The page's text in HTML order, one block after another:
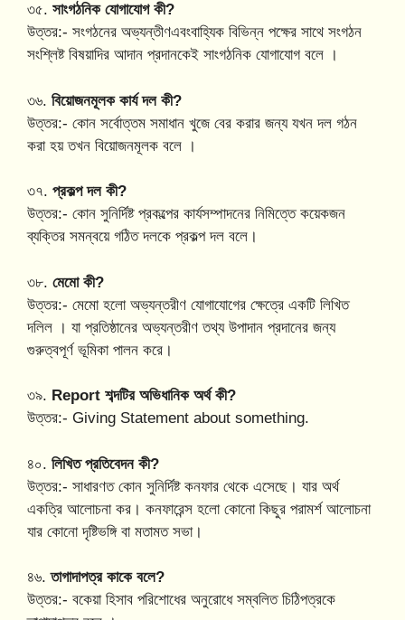
৩৫. সাংগঠনিক যোগাযোগ কী?
উত্তর:- সংগঠনের অভ্যন্তীণএবংবাহ্যিক বিভিন্ন পক্ষের সাথে সংগঠন
সংশ্লিষ্ট বিষয়াদির আদান প্রদানকেই সাংগঠনিক যোগাযোগ বলে ।
৩৬. বিয়োজনমূলক কার্য দল কী?
উত্তর:- কোন সর্বোত্তম সমাধান খুজে বের করার জন্য যখন দল গঠন
করা হয় তখন বিয়োজনমূলক বলে ।
৩৭. প্রকল্প দল কী?
উত্তর:- কোন সুনির্দিষ্ট প্রকল্পের কার্যসম্পাদনের নিমিত্তে কয়েকজন
ব্যক্তির সমন্বয়ে গঠিত দলকে প্রকল্প দল বলে।
৩৮. মেমো কী?
উত্তর:- মেমো হলো অভ্যন্তরীণ যোগাযোগের ক্ষেত্রে একটি লিখিত
দলিল । যা প্রতিষ্ঠানের অভ্যন্তরীণ তথ্য উপাদান প্রদানের জন্য
গুরুত্বপূর্ণ ভূমিকা পালন করে।
৩৯. Report শব্দটির অভিধানিক অর্থ কী?
উত্তর:- Giving Statement about something.
৪০. লিখিত প্রতিবেদন কী?
উত্তর:- সাধারণত কোন সুনির্দিষ্ট কনফার থেকে এসেছে। যার অর্থ
একত্রি আলোচনা কর। কনফারেন্স হলো কোনো কিছুর পরামর্শ আলোচনা
যার কোনো দৃষ্টিভঙ্গি বা মতামত সভা।
৪৬.তাগাদাপত্র কাকে বলে?
উত্তর:- বকেয়া হিসাব পরিশোধের অনুরোধে সম্বলিত চিঠিপত্রকে